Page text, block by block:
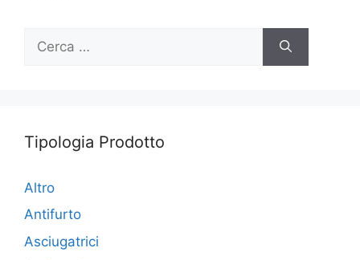
per:
Tipologia Prodotto
Altro
Antifurto
Asciugatrici